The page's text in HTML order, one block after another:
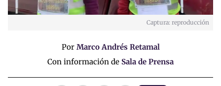
Captura: reproducción
Por Marco Andrés Retamal
Con información de Sala de Prensa